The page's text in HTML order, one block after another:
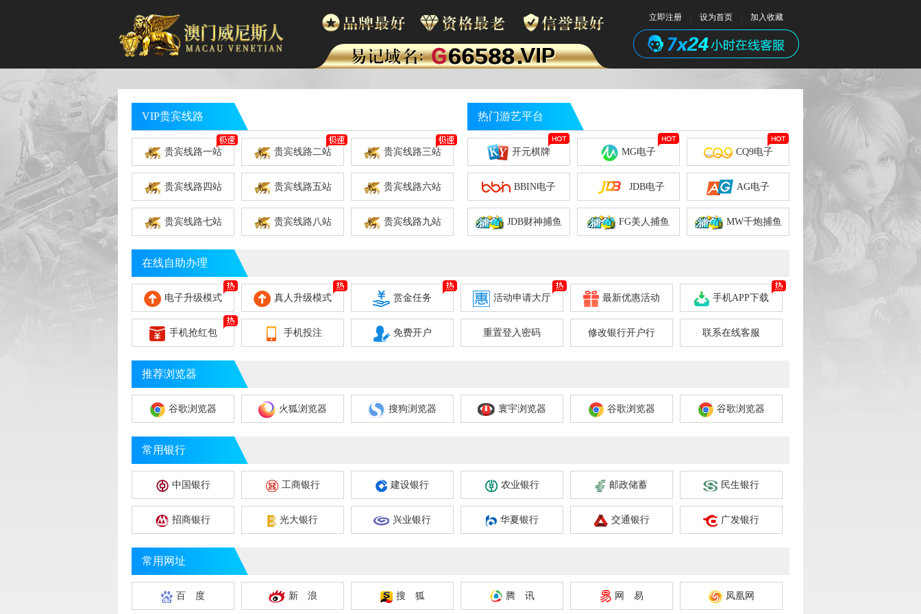
立即注册 设为首页 加入收藏
VIP贵宾线路
贵宾线路一站 贵宾线路二站 贵宾线路三站
贵宾线路四站 贵宾线路五站 贵宾线路六站
贵宾线路七站 贵宾线路八站 贵宾线路九站
热门游艺平台
开元棋牌 MG电子 CQ9电子
BBIN电子 JDB电子 AG电子
JDB财神捕鱼 FG美人捕鱼 MW千炮捕鱼
在线自助办理
电子升级模式 真人升级模式 赏金任务 活动申请大厅 最新优惠活动 手机APP下载
手机抢红包 手机投注 免费开户 重置登入密码 修改银行开户行 联系在线客服
推荐浏览器
谷歌浏览器 火狐浏览器 搜狗浏览器 寰宇浏览器 谷歌浏览器 谷歌浏览器
常用银行
中国银行 工商银行 建设银行 农业银行 邮政储蓄 民生银行
招商银行 光大银行 兴业银行 华夏银行 交通银行 广发银行
常用网址
百 度 新 浪 搜 狐 腾 讯 网 易 凤凰网